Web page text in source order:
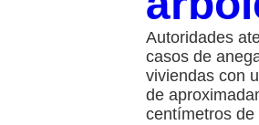
Autoridades
casos de
viviendas con
de
centímetros de